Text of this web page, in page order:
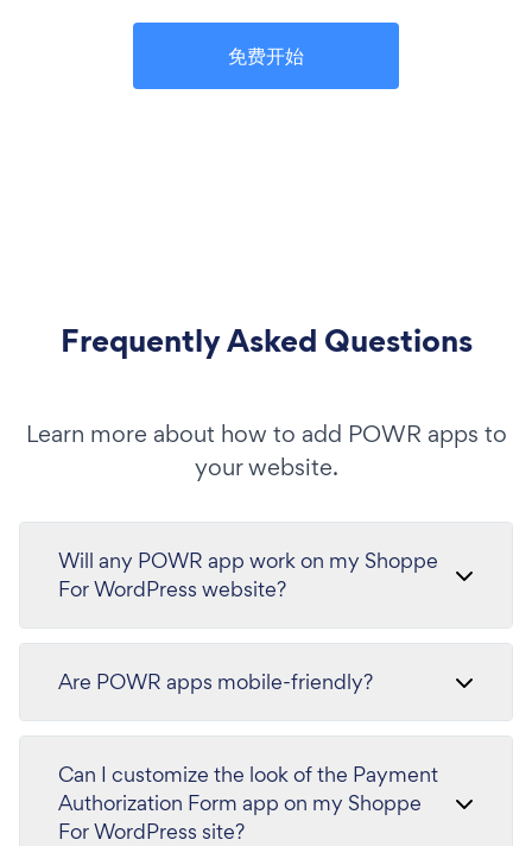
免费开始
Frequently Asked Questions
Learn more about how to add POWR apps to
your website.
Will any POWR app work on my Shoppe
For WordPress website?
Are POWR apps mobile-friendly?
Can I customize the look of the Payment
Authorization Form app on my Shoppe
For WordPress site?